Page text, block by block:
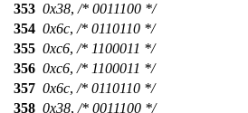
353 0x38, /* 0011100 */
354 0x6c, /* 0110110 */
355 0xc6, /* 1100011 */
356 0xc6, /* 1100011 */
357 0x6c, /* 0110110 */
358 0x38, /* 0011100 */